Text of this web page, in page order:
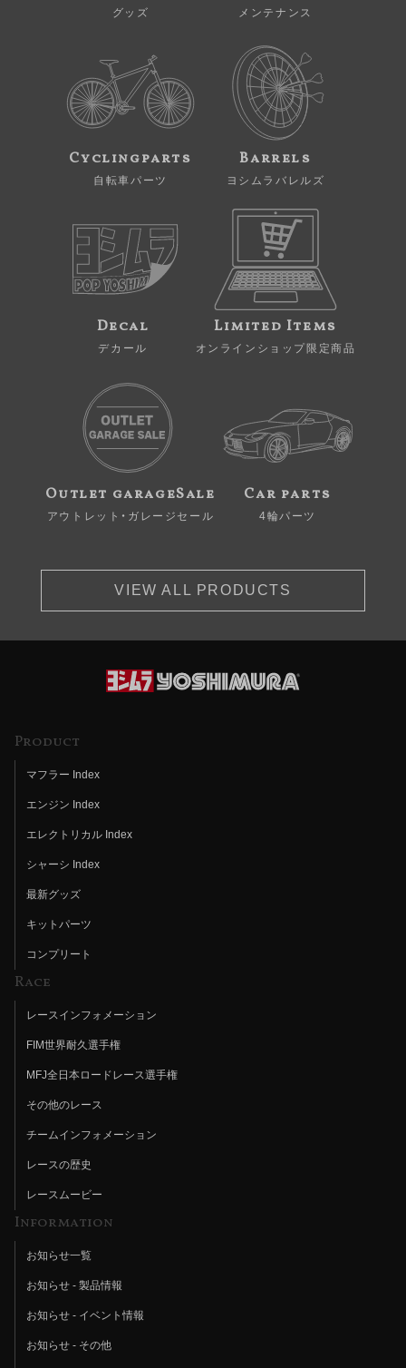
グッズ メンテナンス
Cyclingparts
自転車パーツ
Barrels
ヨシムラバレルズ
Decal
デカール
Limited Items
オンラインショップ限定商品
Outlet garageSale
アウトレット・ガレージセール
Car parts
4輪パーツ
VIEW ALL PRODUCTS
Product
マフラー Index
エンジン Index
エレクトリカル Index
シャーシ Index
最新グッズ
キットパーツ
コンプリート
Race
レースインフォメーション
FIM世界耐久選手権
MFJ全日本ロードレース選手権
その他のレース
チームインフォメーション
レースの歴史
レースムービー
Information
お知らせ一覧
お知らせ - 製品情報
お知らせ - イベント情報
お知らせ - その他